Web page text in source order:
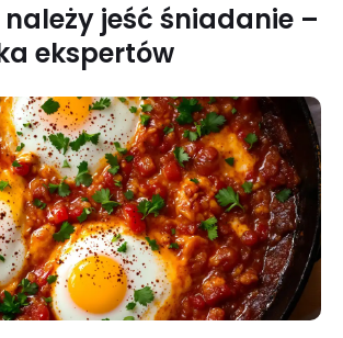
jeść śniadanie –
ekspertów